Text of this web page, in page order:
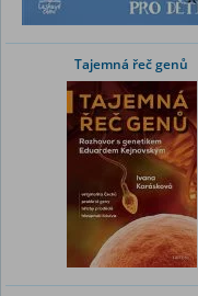
Tajemná řeč genů